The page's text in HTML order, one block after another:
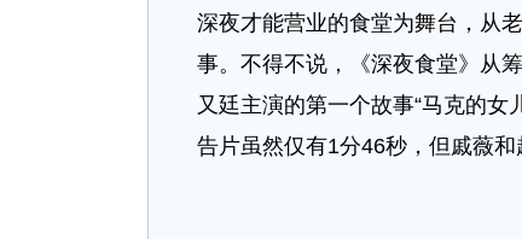
深夜才能营业的食堂为舞台，从
事。不得不说，《深夜食堂》从
又廷主演的第一个故事“马克的
告片虽然仅有1分46秒，但戚薇